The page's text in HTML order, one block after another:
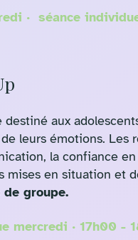
· séance
destiné aux
leurs émotions. Les
la confiance
mises en situation et
de groupe.
mercredi · 17h00 -